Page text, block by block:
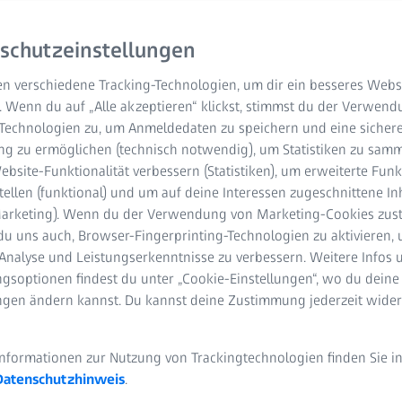
die Verbindung zwischen modernster Technologie und
voranzubringen.“ Sébastien ist Anwendungsingenieur
Sébastien Forschende, Ingenieurteams und
Lösungen zu entwickeln. In enger Zusammenarbeit mit
durch die technische Demonstrationsphase und sorgt für
mit Schulungen und Projektbegleitung.
verschiedene Tracking-Technologien, um dir ein besseres
Wenn du auf „Alle akzeptieren“ klickst, stimmst du der
zu, um Anmeldedaten zu speichern und eine sichere
zu ermöglichen (technisch notwendig), um Statistiken zu
Funktionalität verbessern (Statistiken), um erweiterte
(funktional) und um auf deine Interessen zugeschnittene
Wenn du der Verwendung von Marketing-Cookies
uns auch, Browser-Fingerprinting-Technologien zu aktivieren,
und Leistungserkenntnisse zu verbessern. Weitere Infos
findest du unter „Cookie-Einstellungen“, wo du deine
ändern kannst. Du kannst deine Zustimmung jederzeit
zur Nutzung von Trackingtechnologien finden Sie in
.